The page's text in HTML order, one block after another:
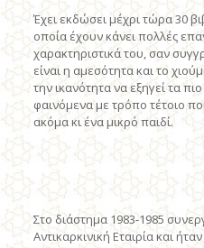
Έχει εκδώσει μέχρι τώρα 30
οποία έχουν κάνει πολλές
χαρακτηριστικά του, σαν
είναι η αμεσότητα και το
την ικανότητα να εξηγεί τα
φαινόμενα με τρόπο τέτοιο
ακόμα κι ένα μικρό παιδί.
Στο διάστημα 1983-1985
Aντικαρκινική Eταιρία και